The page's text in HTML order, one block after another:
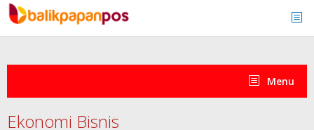
Skip
to
content
Menu
Ekonomi Bisnis